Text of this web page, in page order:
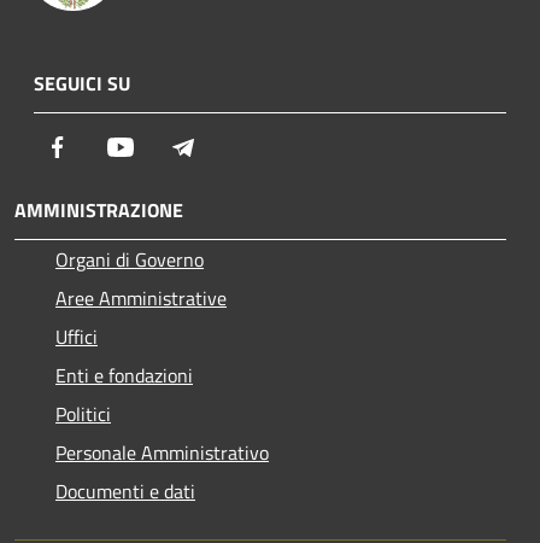
SEGUICI SU
Facebook Youtube
AMMINISTRAZIONE
Organi di Governo
Aree Amministrative
Uffici
Enti e fondazioni
Politici
Personale Amministrativo
Documenti e dati